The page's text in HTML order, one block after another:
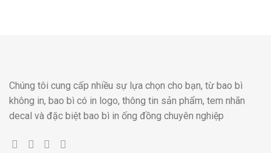
Chúng tôi cung cấp nhiều sự lựa chọn cho bạn, từ bao bì
không in, bao bì có in logo, thông tin sản phẩm, tem nhãn
decal và đặc biệt bao bì in ống đồng chuyên nghiệp